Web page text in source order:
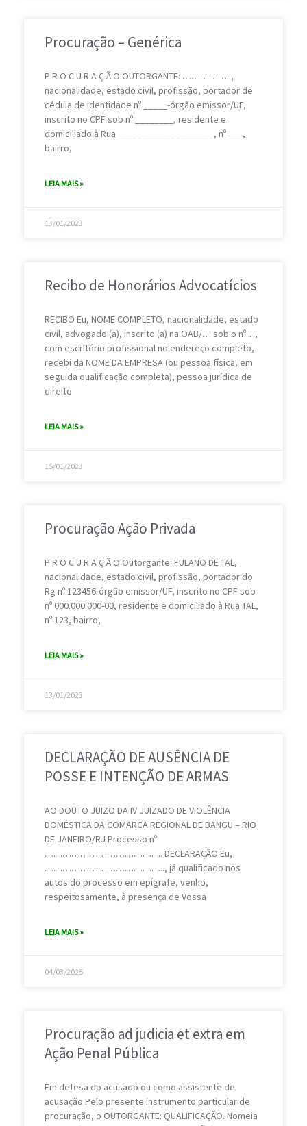
Procuração – Genérica
P R O C U R A Ç Ã O OUTORGANTE: ……………..,
nacionalidade, estado civil, profissão, portador de
cédula de identidade nº _____-órgão emissor/UF,
inscrito no CPF sob nº ________, residente e
domiciliado à Rua ____________________, nº ___,
bairro,
LEIA MAIS »
13/01/2023
Recibo de Honorários Advocatícios
RECIBO Eu, NOME COMPLETO, nacionalidade, estado
civil, advogado (a), inscrito (a) na OAB/… sob o nº…,
com escritório profissional no endereço completo,
recebi da NOME DA EMPRESA (ou pessoa física, em
seguida qualificação completa), pessoa jurídica de
direito
LEIA MAIS »
15/01/2023
Procuração Ação Privada
P R O C U R A Ç Ã O Outorgante: FULANO DE TAL,
nacionalidade, estado civil, profissão, portador do
Rg nº 123456-órgão emissor/UF, inscrito no CPF sob
nº 000.000.000-00, residente e domiciliado à Rua TAL,
nº 123, bairro,
LEIA MAIS »
13/01/2023
DECLARAÇÃO DE AUSÊNCIA DE
POSSE E INTENÇÃO DE ARMAS
AO DOUTO JUIZO DA IV JUIZADO DE VIOLÊNCIA
DOMÉSTICA DA COMARCA REGIONAL DE BANGU – RIO
DE JANEIRO/RJ Processo nº
…………………………………. DECLARAÇÃO Eu,
………………………………….., já qualificado nos
autos do processo em epígrafe, venho,
respeitosamente, à presença de Vossa
LEIA MAIS »
04/03/2025
Procuração ad judicia et extra em
Ação Penal Pública
Em defesa do acusado ou como assistente de
acusação Pelo presente instrumento particular de
procuração, o OUTORGANTE: QUALIFICAÇÃO. Nomeia